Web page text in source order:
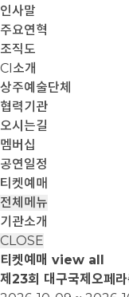
인사말
주요연혁
조직도
CI소개
상주예술단체
협력기관
오시는길
멤버십
공연일정
티켓예매
전체메뉴
기관소개
CLOSE
티켓예매 view all
제23회 대구국제오페